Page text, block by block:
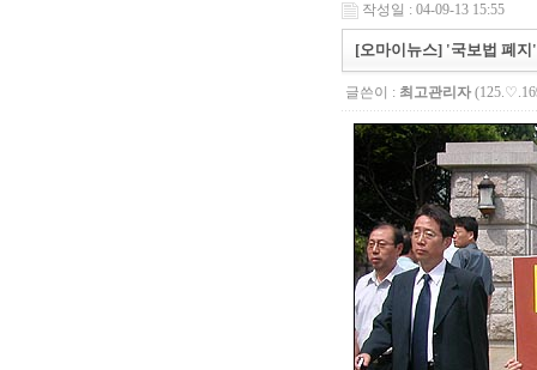
작성일 : 04-09-13 15:55
[오마이뉴스] '국보법 폐지
글쓴이 : 최고관리자